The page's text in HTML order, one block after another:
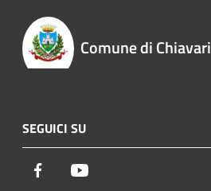
Comune di Chiavari
SEGUICI SU
Facebook